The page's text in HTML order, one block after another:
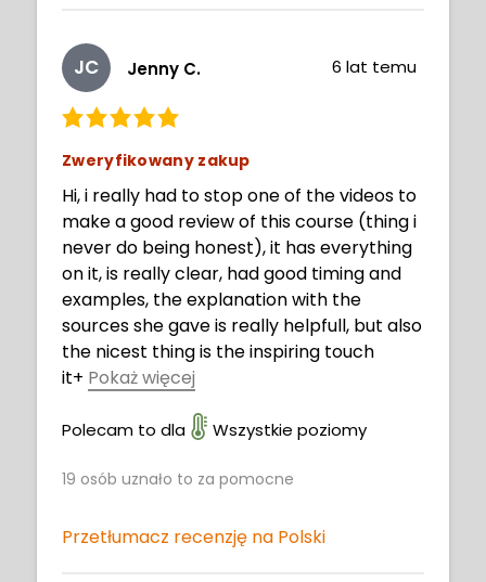
JC Jenny C. 6 lat temu
Zweryfikowany zakup
Hi, i really had to stop one of the videos to
make a good review of this course (thing i
never do being honest), it has everything
on it, is really clear, had good timing and
examples, the explanation with the
sources she gave is really helpfull, but also
the nicest thing is the inspiring touch
it+ Pokaż więcej
Polecam to dla Wszystkie poziomy
19 osób uznało to za pomocne
Przetłumacz recenzję na Polski